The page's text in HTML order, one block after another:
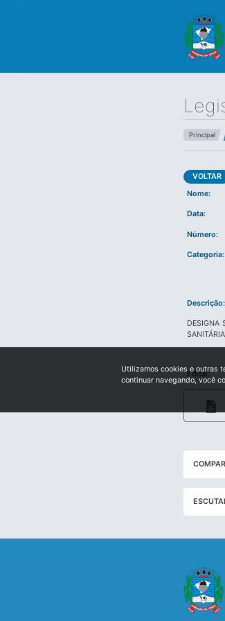
Principal
VOLTAR
Nome:
Data:
Número:
Categoria:
Descrição:
DESIGNA
Edital:
Utilizamos cookies e outras
continuar navegando, você